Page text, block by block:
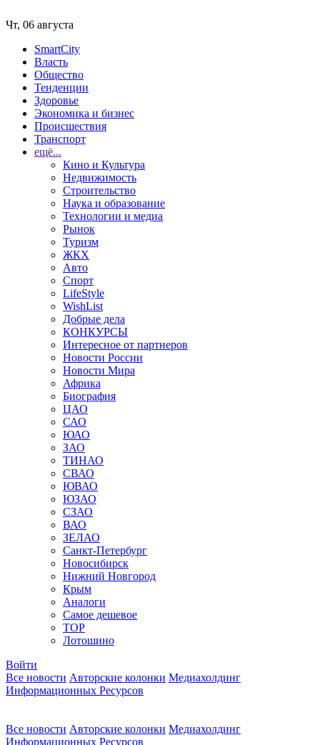
Чт, 06 августа
SmartCity
Власть
Общество
Тенденции
Здоровье
Экономика и бизнес
Происшествия
Транспорт
ещё...
Кино и Культура
Недвижимость
Строительство
Наука и образование
Технологии и медиа
Рынок
Туризм
ЖКХ
Авто
Спорт
LifeStyle
WishList
Добрые дела
КОНКУРСЫ
Интересное от партнеров
Новости России
Новости Мира
Африка
Биография
ЦАО
САО
ЮАО
ЗАО
ТИНАО
СВАО
ЮВАО
ЮЗАО
СЗАО
ВАО
ЗЕЛАО
Санкт-Петербург
Новосибирск
Нижний Новгород
Крым
Аналоги
Самое дешевое
TOP
Лотошино
Войти
Все новости Авторские колонки Медиахолдинг
Информационных Ресурсов
Все новости Авторские колонки Медиахолдинг
Информационных Ресурсов